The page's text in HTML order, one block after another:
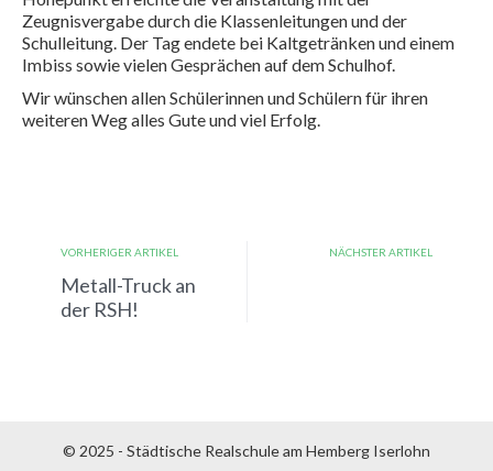
Zeugnisvergabe durch die Klassenleitungen und der
Schulleitung. Der Tag endete bei Kaltgetränken und einem
Imbiss sowie vielen Gesprächen auf dem Schulhof.
Wir wünschen allen Schülerinnen und Schülern für ihren
weiteren Weg alles Gute und viel Erfolg.
VORHERIGER ARTIKEL
Metall-Truck an
der RSH!
NÄCHSTER ARTIKEL
© 2025 - Städtische Realschule am Hemberg Iserlohn